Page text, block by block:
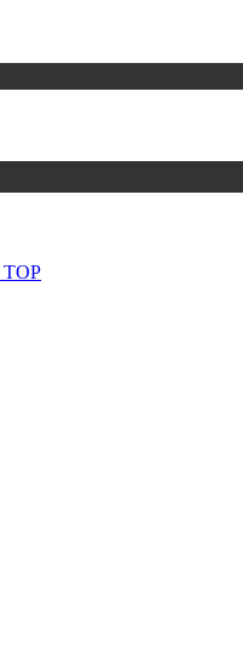
TOP